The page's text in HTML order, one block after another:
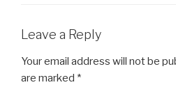
Leave a Reply
Your email address will not be
are marked *